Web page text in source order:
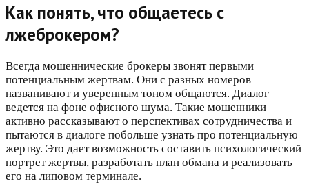
Как понять, что общаетесь с
лжеброкером?
Всегда мошеннические брокеры звонят первыми
потенциальным жертвам. Они с разных номеров
названивают и уверенным тоном общаются. Диалог
ведется на фоне офисного шума. Такие мошенники
активно рассказывают о перспективах сотрудничества и
пытаются в диалоге побольше узнать про потенциальную
жертву. Это дает возможность составить психологический
портрет жертвы, разработать план обмана и реализовать
его на липовом терминале.